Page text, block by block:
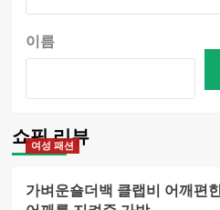
이름
쇼핑 리뷰
여성 패션
가벼운숄더백 클랩비 어깨편